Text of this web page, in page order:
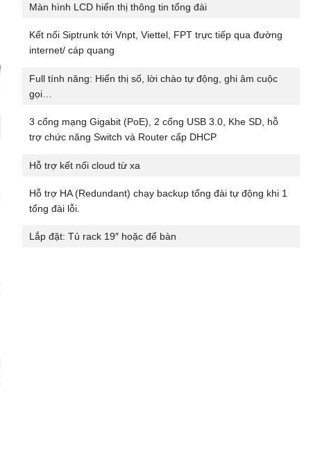
Màn hình LCD hiển thị thông tin tổng đài
Kết nối Siptrunk tới Vnpt, Viettel, FPT trực tiếp qua đường
internet/ cáp quang
Full tính năng: Hiển thị số, lời chào tự động, ghi âm cuộc
gọi…
3 cổng mạng Gigabit (PoE), 2 cổng USB 3.0, Khe SD, hỗ
trợ chức năng Switch và Router cấp DHCP
Hỗ trợ kết nối cloud từ xa
Hỗ trợ HA (Redundant) chạy backup tổng đài tự động khi 1
tổng đài lỗi.
Lắp đặt: Tủ rack 19″ hoặc để bàn